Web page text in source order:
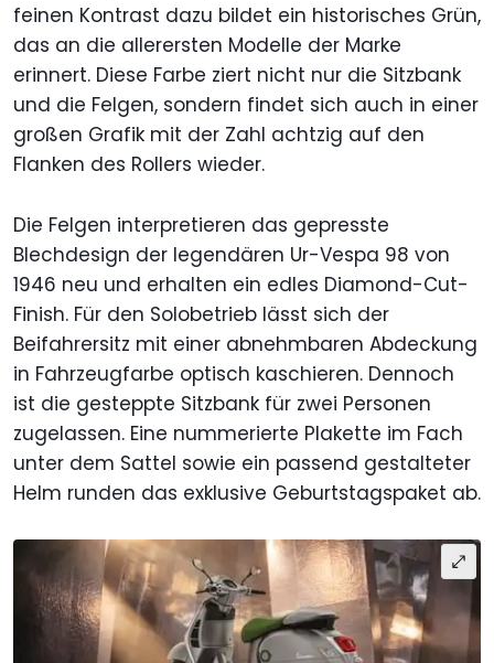
feinen Kontrast dazu bildet ein historisches Grün,
das an die allerersten Modelle der Marke
erinnert. Diese Farbe ziert nicht nur die Sitzbank
und die Felgen, sondern findet sich auch in einer
großen Grafik mit der Zahl achtzig auf den
Flanken des Rollers wieder.
Die Felgen interpretieren das gepresste
Blechdesign der legendären Ur-Vespa 98 von
1946 neu und erhalten ein edles Diamond-Cut-
Finish. Für den Solobetrieb lässt sich der
Beifahrersitz mit einer abnehmbaren Abdeckung
in Fahrzeugfarbe optisch kaschieren. Dennoch
ist die gesteppte Sitzbank für zwei Personen
zugelassen. Eine nummerierte Plakette im Fach
unter dem Sattel sowie ein passend gestalteter
Helm runden das exklusive Geburtstagspaket ab.